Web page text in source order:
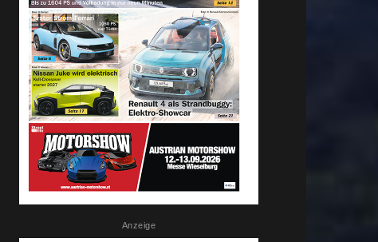
Anzeige